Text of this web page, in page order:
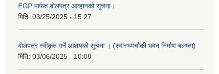
EGP मार्फत बोलपत्र आव्हानको सूचना।
मिति: 03/25/2025 - 15:27
वोलपत्र स्वीकृत गर्ने आशयको सूचना । (स्वास्थ्यचौकी भवन निर्माण बलम्ता)
मिति: 03/06/2025 - 10:08